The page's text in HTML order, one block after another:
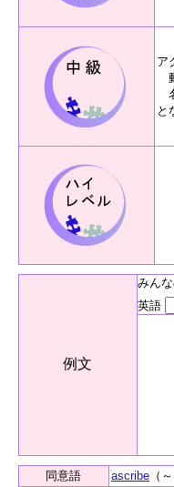
ア
と
例文
みん
英語
同意語 ascribe （